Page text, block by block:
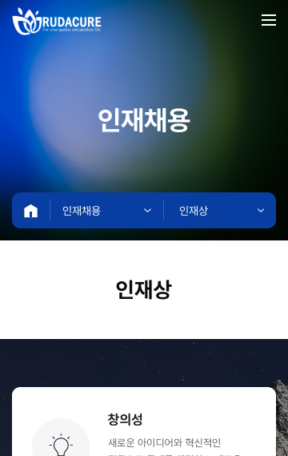
인재채용
인재채용 인재상